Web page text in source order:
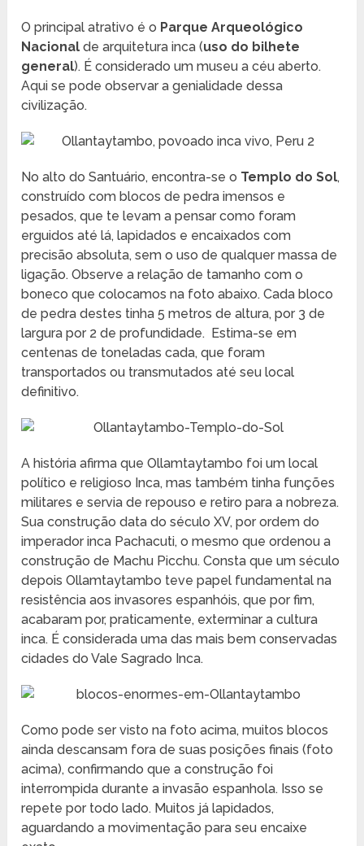
O principal atrativo é o Parque Arqueológico
Nacional de arquitetura inca (uso do bilhete
general). É considerado um museu a céu aberto.
Aqui se pode observar a genialidade dessa
civilização.
No alto do Santuário, encontra-se o Templo do Sol,
construído com blocos de pedra imensos e
pesados, que te levam a pensar como foram
erguidos até lá, lapidados e encaixados com
precisão absoluta, sem o uso de qualquer massa de
ligação. Observe a relação de tamanho com o
boneco que colocamos na foto abaixo. Cada bloco
de pedra destes tinha 5 metros de altura, por 3 de
largura por 2 de profundidade. Estima-se em
centenas de toneladas cada, que foram
transportados ou transmutados até seu local
definitivo.
A história afirma que Ollamtaytambo foi um local
político e religioso Inca, mas também tinha funções
militares e servia de repouso e retiro para a nobreza.
Sua construção data do século XV, por ordem do
imperador inca Pachacuti, o mesmo que ordenou a
construção de Machu Picchu. Consta que um século
depois Ollamtaytambo teve papel fundamental na
resistência aos invasores espanhóis, que por fim,
acabaram por, praticamente, exterminar a cultura
inca. É considerada uma das mais bem conservadas
cidades do Vale Sagrado Inca.
Como pode ser visto na foto acima, muitos blocos
ainda descansam fora de suas posições finais (foto
acima), confirmando que a construção foi
interrompida durante a invasão espanhola. Isso se
repete por todo lado. Muitos já lapidados,
aguardando a movimentação para seu encaixe